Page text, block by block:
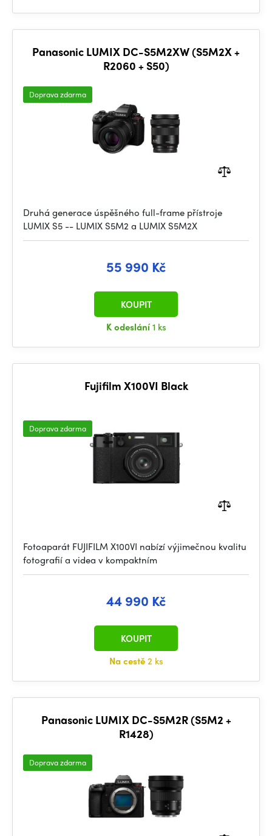
Panasonic LUMIX DC-S5M2XW (S5M2X +
R2060 + S50)
Doprava zdarma
Druhá generace úspěšného full-frame přístroje
LUMIX S5 -- LUMIX S5M2 a LUMIX S5M2X
55 990 Kč
K odeslání1 ks
KOUPIT
Fujifilm X100VI Black
Doprava zdarma
Fotoaparát FUJIFILM X100VI nabízí výjimečnou kvalitu
fotografií a videa v kompaktním
44 990 Kč
Na cestě2 ks
KOUPIT
Panasonic LUMIX DC-S5M2R (S5M2 +
R1428)
Doprava zdarma